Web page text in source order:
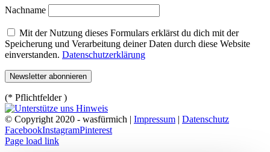
Nachname
Mit der Nutzung dieses Formulars erklärst du dich mit der
Speicherung und Verarbeitung deiner Daten durch diese Website
einverstanden. Datenschutzerklärung
(* Pflichtfelder )
© Copyright 2020 - wasfürmich | Impressum | Datenschutz
FacebookInstagramPinterest
Page load link